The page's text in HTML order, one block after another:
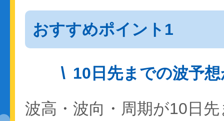
おすすめポイント1
10日先までの波予
波高・波向・周期が10日